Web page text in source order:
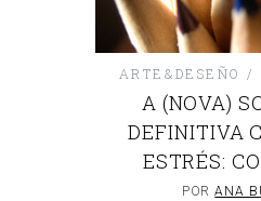
ARTE&DESEÑO
A (NOVA)
DEFINITIVA
ESTRÉS:
PORANA